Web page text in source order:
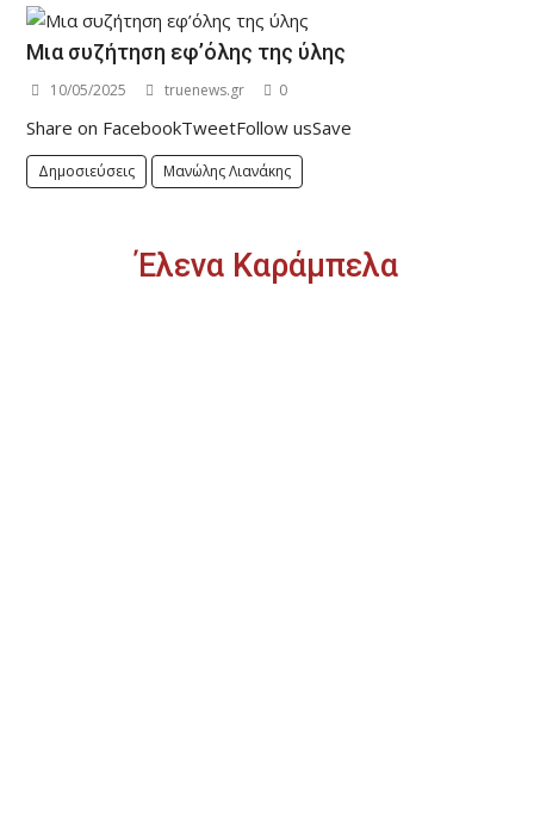
Μια συζήτηση εφ’όλης της ύλης
10/05/2025 truenews.gr 0
Share on FacebookTweetFollow usSave
Δημοσιεύσεις Μανώλης Λιανάκης
Έλενα Καράμπελα